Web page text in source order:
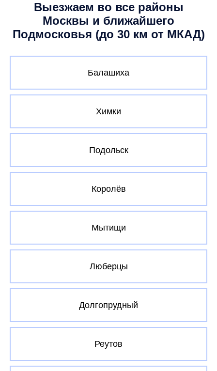
Выезжаем во все районы
Москвы и ближайшего
Подмосковья (до 30 км от МКАД)
Балашиха
Химки
Подольск
Королёв
Мытищи
Люберцы
Долгопрудный
Реутов